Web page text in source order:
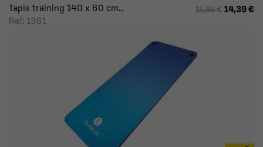
Tapis training 140 x 60 cm...
Ref: 1361
15,99 € 14,39 €